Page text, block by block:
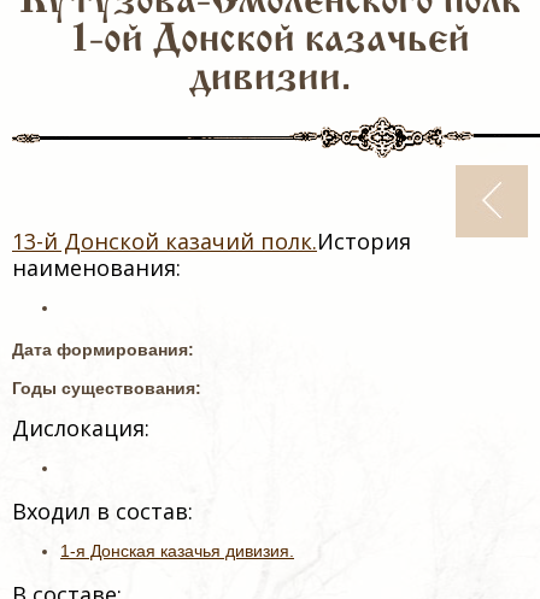
1-ой Донской казачьей
дивизии.
13-й Донской казачий полк.История
наименования:
Дата формирования:
Годы существования:
Дислокация:
Входил в состав:
1-я Донская казачья дивизия.